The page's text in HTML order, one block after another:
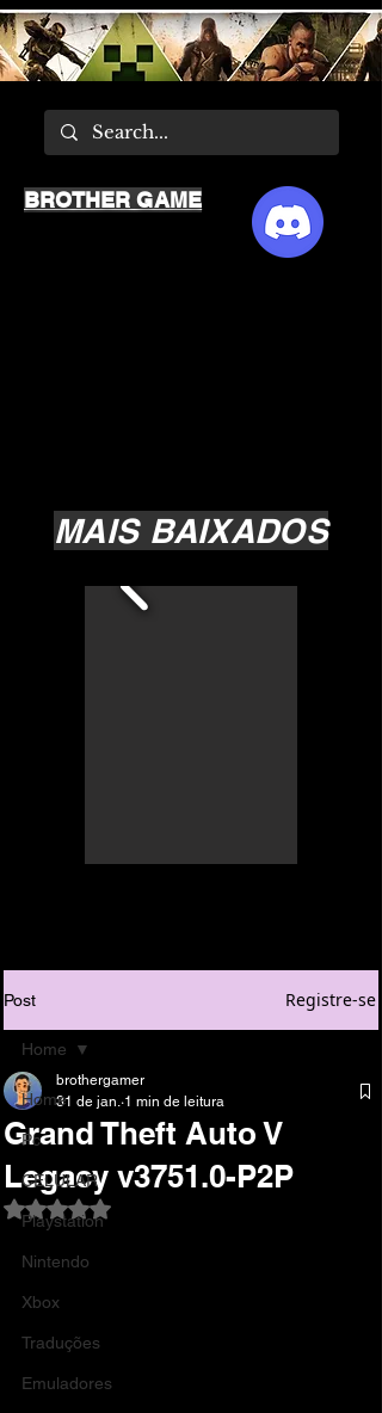
MAIS BAIXADOS
BROTHER GAME
Post Registre-se
Home
Pc
CELULAR
Playstation
Nintendo
Xbox
Traduções
Emuladores
Home
Grand Theft Auto V
Legacy v3751.0-P2P
brothergamer
31 de jan. 1 min de leitura
Avaliado com NaN de 5 estrelas.